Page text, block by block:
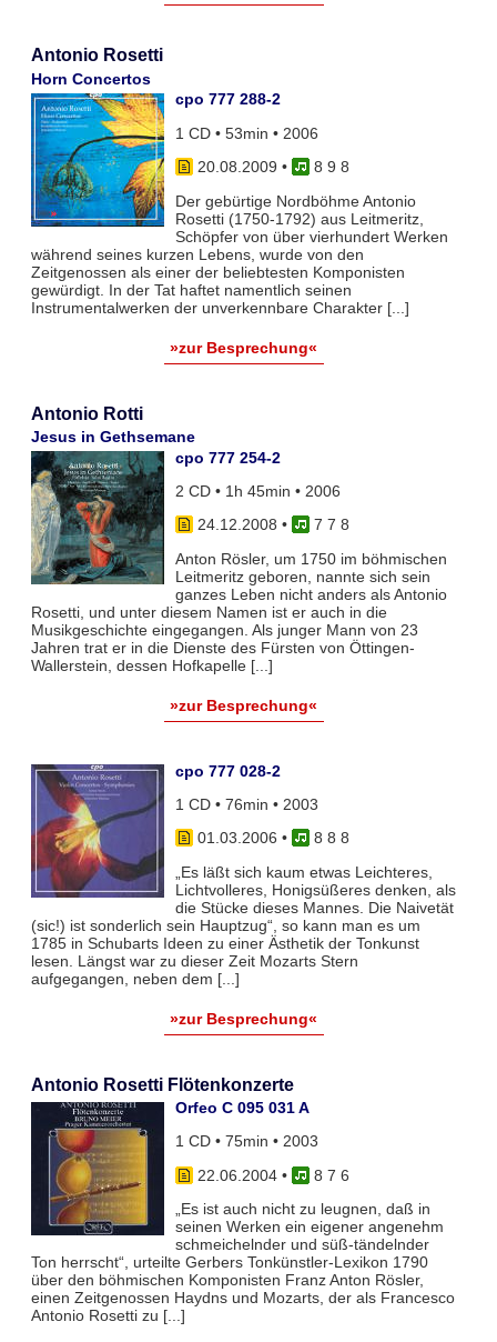
Antonio Rosetti
Horn Concertos
cpo 777 288-2
1 CD • 53min • 2006
20.08.2009 •
8 9 8
Der gebürtige Nordböhme Antonio
Rosetti (1750-1792) aus Leitmeritz,
Schöpfer von über vierhundert Werken
während seines kurzen Lebens, wurde von den
Zeitgenossen als einer der beliebtesten Komponisten
gewürdigt. In der Tat haftet namentlich seinen
Instrumentalwerken der unverkennbare Charakter [...]
»zur Besprechung«
Antonio Rotti
Jesus in Gethsemane
cpo 777 254-2
2 CD • 1h 45min • 2006
24.12.2008 •
7 7 8
Anton Rösler, um 1750 im böhmischen
Leitmeritz geboren, nannte sich sein
ganzes Leben nicht anders als Antonio
Rosetti, und unter diesem Namen ist er auch in die
Musikgeschichte eingegangen. Als junger Mann von 23
Jahren trat er in die Dienste des Fürsten von Öttingen-
Wallerstein, dessen Hofkapelle [...]
»zur Besprechung«
cpo 777 028-2
1 CD • 76min • 2003
01.03.2006 •
8 8 8
„Es läßt sich kaum etwas Leichteres,
Lichtvolleres, Honigsüßeres denken, als
die Stücke dieses Mannes. Die Naivetät
(sic!) ist sonderlich sein Hauptzug“, so kann man es um
1785 in Schubarts Ideen zu einer Ästhetik der Tonkunst
lesen. Längst war zu dieser Zeit Mozarts Stern
aufgegangen, neben dem [...]
»zur Besprechung«
Antonio Rosetti Flötenkonzerte
Orfeo C 095 031 A
1 CD • 75min • 2003
22.06.2004•
8 7 6
„Es ist auch nicht zu leugnen, daß in
seinen Werken ein eigener angenehm
schmeichelnder und süß-tändelnder
Ton herrscht“, urteilte Gerbers Tonkünstler-Lexikon 1790
über den böhmischen Komponisten Franz Anton Rösler,
einen Zeitgenossen Haydns und Mozarts, der als Francesco
Antonio Rosetti zu [...]